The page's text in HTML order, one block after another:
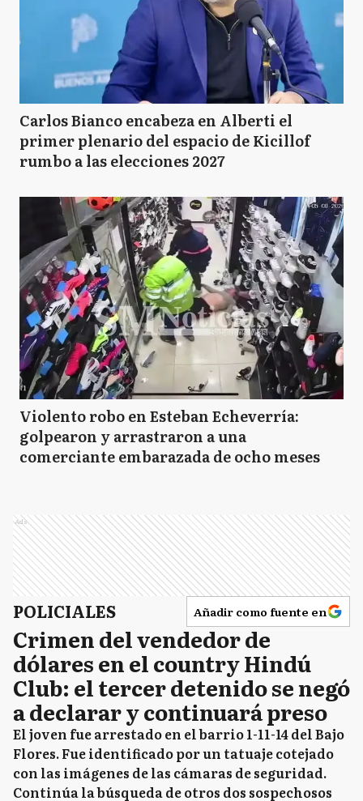
Carlos Bianco encabeza en Alberti el
primer plenario del espacio de Kicillof
rumbo a las elecciones 2027
Violento robo en Esteban Echeverría:
golpearon y arrastraron a una
comerciante embarazada de ocho meses
Ads
POLICIALES Añadir como fuente en
Crimen del vendedor de
dólares en el country Hindú
Club: el tercer detenido se negó
a declarar y continuará preso
El joven fue arrestado en el barrio 1-11-14 del Bajo
Flores. Fue identificado por un tatuaje cotejado
con las imágenes de las cámaras de seguridad.
Continúa la búsqueda de otros dos sospechosos